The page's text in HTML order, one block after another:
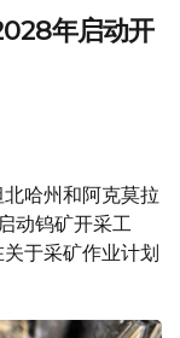
年启动开
哈州和阿克莫拉
动钨矿开采工
于采矿作业计划